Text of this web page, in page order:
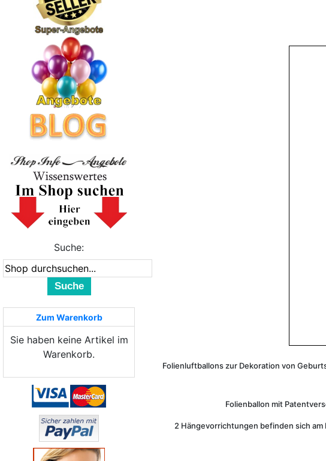
Folienluftballons zur Dekoration von
Folienballon mit
2 Hängevorrichtungen befinden sich
Suche:
Suche
Zum Warenkorb
Sie haben keine Artikel im
Warenkorb.